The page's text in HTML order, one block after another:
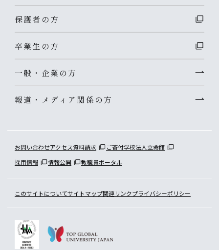
保護者の方
卒業生の方
一般・企業の方
報道・メディア関係の方
お問い合わせアクセス資料請求 ご寄付学校法人立命館
採用情報
情報公開 教職員ポータル
このサイトについてサイトマップ関連リンクプライバシーポリシー